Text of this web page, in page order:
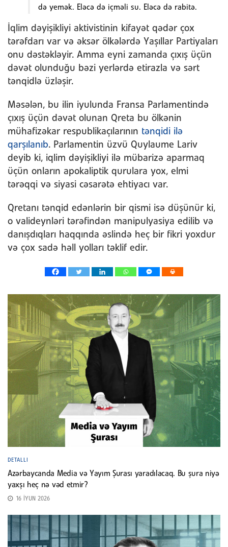
də yemək. Eləcə də içməli su. Eləcə də rabitə.
İqlim dəyişikliyi aktivistinin kifayət qədər çox
tərəfdarı var və əksər ölkələrdə Yaşıllar Partiyaları
onu dəstəkləyir. Amma eyni zamanda çıxış üçün
dəvət olunduğu bəzi yerlərdə etirazla və sərt
tənqidlə üzləşir.
Məsələn, bu ilin iyulunda Fransa Parlamentində
çıxış üçün dəvət olunan Qreta bu ölkənin
mühafizəkar respublikaçılarının tənqidi ilə
qarşılanıb. Parlamentin üzvü Quylaume Lariv
deyib ki, iqlim dəyişikliyi ilə mübarizə aparmaq
üçün onların apokaliptik qurulara yox, elmi
tərəqqi və siyasi cəsarətə ehtiyacı var.
Qretanı tənqid edənlərin bir qismi isə düşünür ki,
o valideynləri tərəfindən manipulyasiya edilib və
danışdıqları haqqında əslində heç bir fikri yoxdur
və çox sadə həll yolları təklif edir.
DETALLI
Azərbaycanda Media və Yayım Şurası yaradılacaq. Bu şura niyə
yaxşı heç nə vəd etmir?
16 İYUN 2026